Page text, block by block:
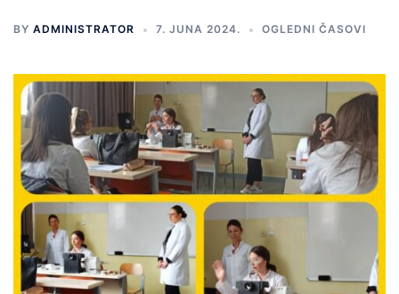
BY ADMINISTRATOR 7. JUNA 2024. OGLEDNI ČASOVI